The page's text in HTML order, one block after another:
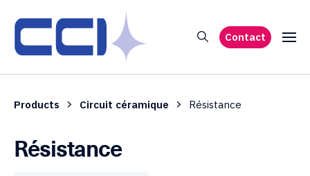
Contact
Products Circuit céramique Résistance
Résistance